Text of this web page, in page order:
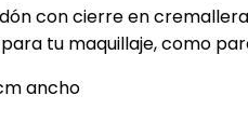
con cierre en
tu maquillaje, como
ancho